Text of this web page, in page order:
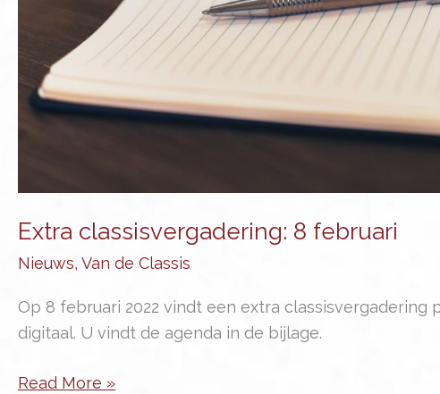
Extra classisvergadering: 8 februari
Nieuws, Van de Classis
Op 8 februari 2022 vindt een extra classisvergadering
digitaal. U vindt de agenda in de bijlage.
Extra
Read More »